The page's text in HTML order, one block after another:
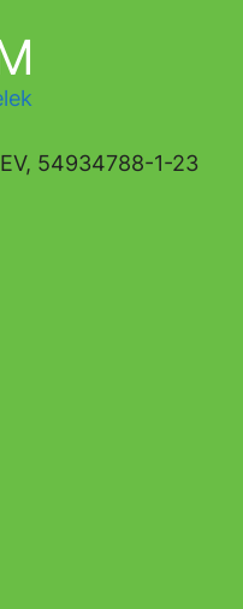
54934788-1-23